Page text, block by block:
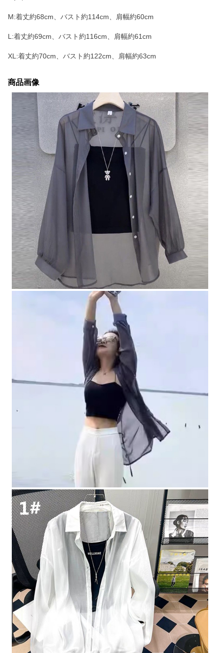
M:着丈約68cm、バスト約114cm、肩幅約60cm
L:着丈約69cm、バスト約116cm、肩幅約61cm
XL:着丈約70cm、バスト約122cm、肩幅約63cm
商品画像